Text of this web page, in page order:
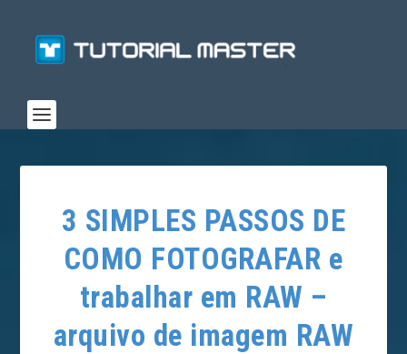
3 SIMPLES PASSOS DE
COMO FOTOGRAFAR e
trabalhar em RAW –
arquivo de imagem RAW